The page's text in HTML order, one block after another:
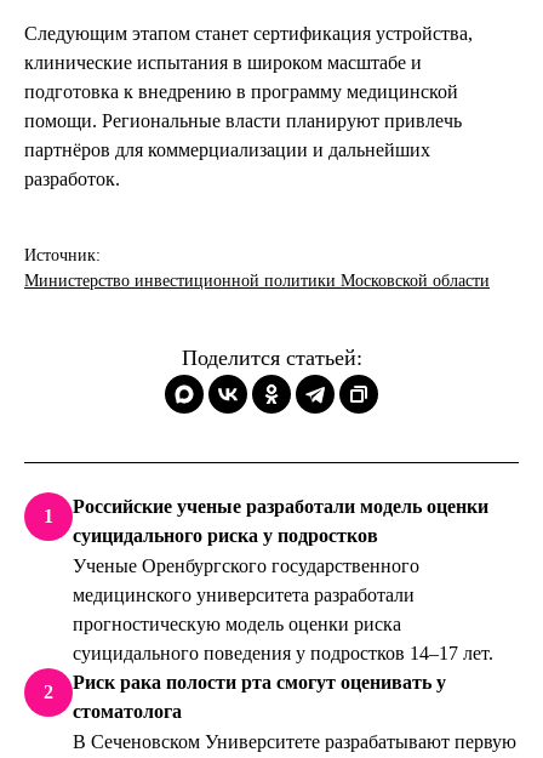
Следующим этапом станет сертификация устройства,
клинические испытания в широком масштабе и
подготовка к внедрению в программу медицинской
помощи. Региональные власти планируют привлечь
партнёров для коммерциализации и дальнейших
разработок.
Источник:
Министерство инвестиционной политики Московской области
Поделится статьей:
1
Российские ученые разработали модель оценки
суицидального риска у подростков
Ученые Оренбургского государственного
медицинского университета разработали
прогностическую модель оценки риска
суицидального поведения у подростков 14–17 лет.
2
Риск рака полости рта смогут оценивать у
стоматолога
В Сеченовском Университете разрабатывают первую